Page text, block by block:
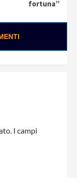
fortuna”
I campi